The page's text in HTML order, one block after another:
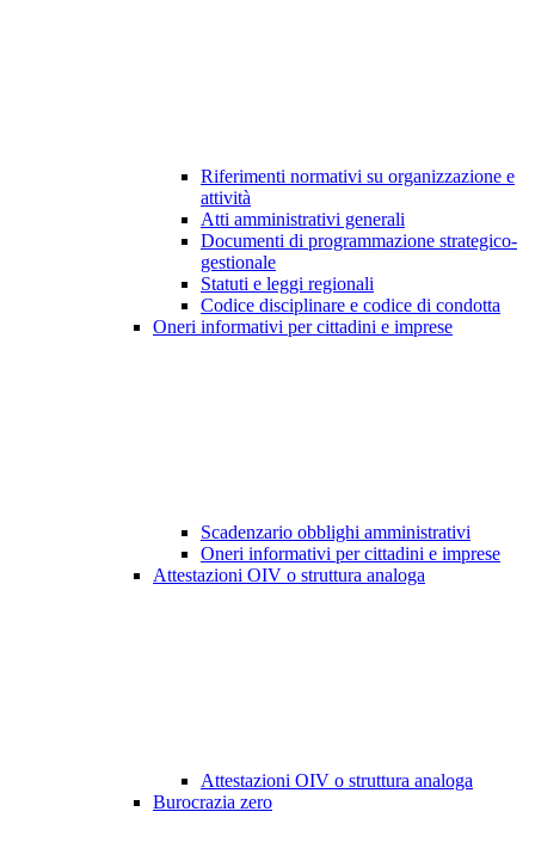
Riferimenti normativi su organizzazione e
attività
Atti amministrativi generali
Documenti di programmazione strategico-
gestionale
Statuti e leggi regionali
Codice disciplinare e codice di condotta
Oneri informativi per cittadini e imprese
Scadenzario obblighi amministrativi
Oneri informativi per cittadini e imprese
Attestazioni OIV o struttura analoga
Attestazioni OIV o struttura analoga
Burocrazia zero